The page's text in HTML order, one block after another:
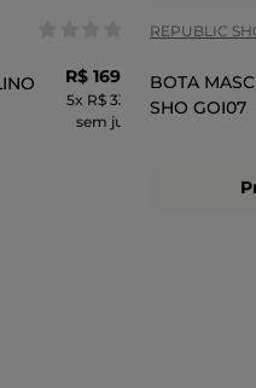
R$ 169,
5x R$ 33,99
sem juros
REPUBLIC
BOTA
SHO GOI07